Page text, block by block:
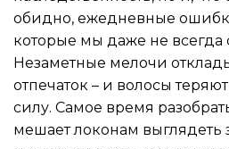
обидно, ежедневные
которые мы даже не всегда
Незаметные мелочи
отпечаток – и волосы
силу. Самое время
мешает локонам